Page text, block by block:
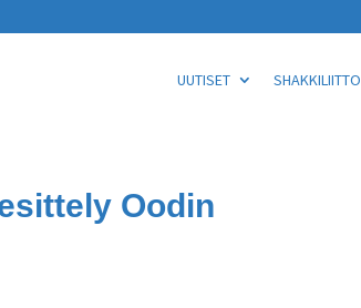
UUTISET SHAKKILIITTO
Oodin